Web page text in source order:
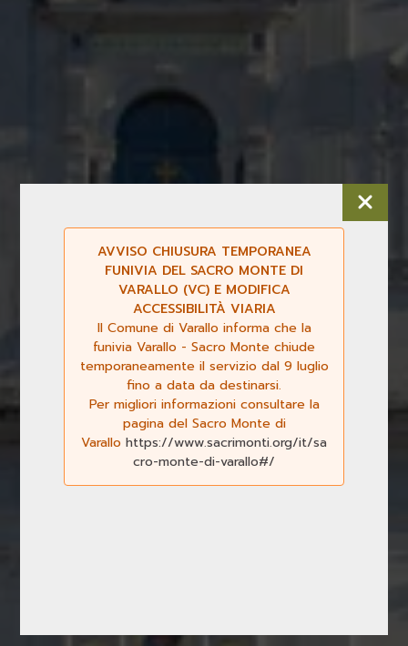
AVVISO CHIUSURA TEMPORANEA
FUNIVIA DEL SACRO MONTE DI
VARALLO (VC) E MODIFICA
ACCESSIBILITÀ VIARIA
Il Comune di Varallo informa che la
funivia Varallo - Sacro Monte chiude
temporaneamente il servizio dal 9 luglio
fino a data da destinarsi.
Per migliori informazioni consultare la
pagina del Sacro Monte di
Varallo https://www.sacrimonti.org/it/sa
cro-monte-di-varallo#/